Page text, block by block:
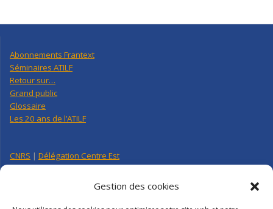
Gestion des cookies
Abonnements Frantext
Séminaires ATILF
Retour sur…
Grand public
Glossaire
Les 20 ans de l’ATILF
CNRS | Délégation Centre Est
Université de Lorraine
CNRS Hebdo Centre-Est